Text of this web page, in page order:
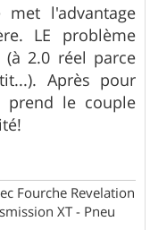
l'advantage
LE problème
2.0 réel parce
Après pour
prend le couple
Fourche Revelation
XT - Pneu